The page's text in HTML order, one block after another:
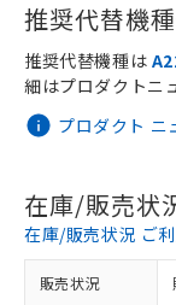
推奨代替機
プロダクト
推奨代替機種は
細はプロダクトニ
在庫/販売状
在庫/販売状況 ご
販売状況